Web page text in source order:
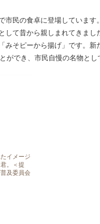
市民の食卓に登場しています
て昔から親しまれてきまし
みそピーから揚げ」です。新
でき、市民自慢の名物とし
イメージ
。＜提
及委員会